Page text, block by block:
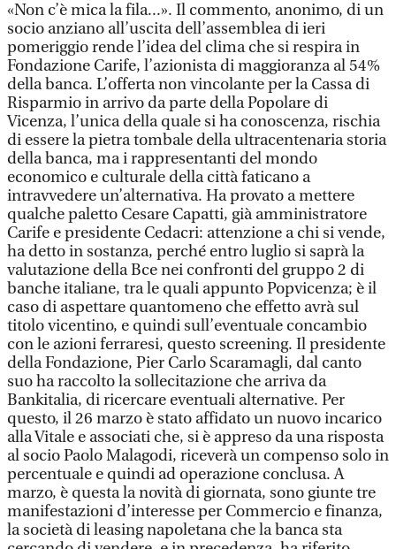
«Non c’è mica la fila...». Il commento, anonimo, di un
socio anziano all’uscita dell’assemblea di ieri
pomeriggio rende l’idea del clima che si respira in
Fondazione Carife, l’azionista di maggioranza al 54%
della banca. L’offerta non vincolante per la Cassa di
Risparmio in arrivo da parte della Popolare di
Vicenza, l’unica della quale si ha conoscenza, rischia
di essere la pietra tombale della ultracentenaria storia
della banca, ma i rappresentanti del mondo
economico e culturale della città faticano a
intravvedere un’alternativa. Ha provato a mettere
qualche paletto Cesare Capatti, già amministratore
Carife e presidente Cedacri: attenzione a chi si vende,
ha detto in sostanza, perché entro luglio si saprà la
valutazione della Bce nei confronti del gruppo 2 di
banche italiane, tra le quali appunto Popvicenza; è il
caso di aspettare quantomeno che effetto avrà sul
titolo vicentino, e quindi sull’eventuale concambio
con le azioni ferraresi, questo screening. Il presidente
della Fondazione, Pier Carlo Scaramagli, dal canto
suo ha raccolto la sollecitazione che arriva da
Bankitalia, di ricercare eventuali alternative. Per
questo, il 26 marzo è stato affidato un nuovo incarico
alla Vitale e associati che, si è appreso da una risposta
al socio Paolo Malagodi, riceverà un compenso solo in
percentuale e quindi ad operazione conclusa. A
marzo, è questa la novità di giornata, sono giunte tre
manifestazioni d’interesse per Commercio e finanza,
la società di leasing napoletana che la banca sta